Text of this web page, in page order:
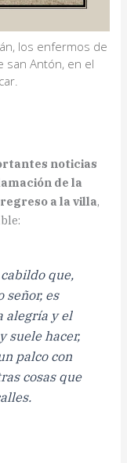
los enfermos de
san Antón, en el
noticias
de la
a la villa,
que,
señor, es
alegría y el
suele hacer,
palco con
cosas que